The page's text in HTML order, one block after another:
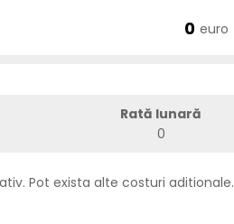
0 euro
Rată lunară
0
Pot exista alte costuri aditionale.